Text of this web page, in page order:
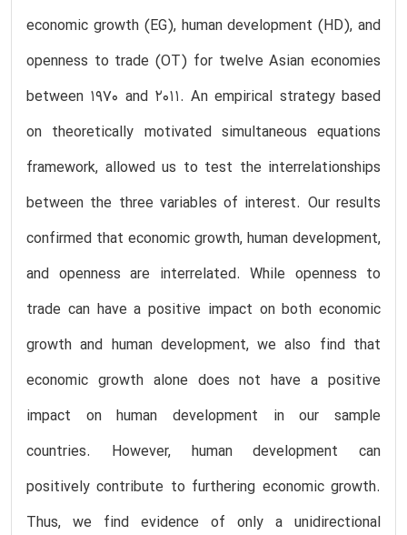
economic growth (EG), human development (HD), and
openness to trade (OT) for twelve Asian economies
between 1970 and 2011. An empirical strategy based
on theoretically motivated simultaneous equations
framework, allowed us to test the interrelationships
between the three variables of interest. Our results
confirmed that economic growth, human development,
and openness are interrelated. While openness to
trade can have a positive impact on both economic
growth and human development, we also find that
economic growth alone does not have a positive
impact on human development in our sample
countries. However, human development can
positively contribute to furthering economic growth.
Thus, we find evidence of only a unidirectional